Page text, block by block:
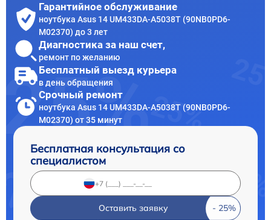
Гарантийное обслуживание
ноутбука Asus 14 UM433DA-A5038T (90NB0PD6-
M02370) до 3 лет
Диагностика за наш счет,
ремонт по желанию
Бесплатный выезд курьера
в день обращения
Срочный ремонт
ноутбука Asus 14 UM433DA-A5038T (90NB0PD6-
M02370) от 35 минут
Бесплатная консультация со
специалистом
Оставить заявку